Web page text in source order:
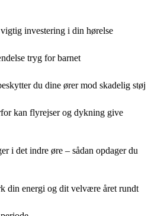
investering i din hørelse
tryg for barnet
du dine ører mod skadelig støj
kan flyrejser og dykning give
i det indre øre – sådan opdager du
din energi og dit velvære året rundt